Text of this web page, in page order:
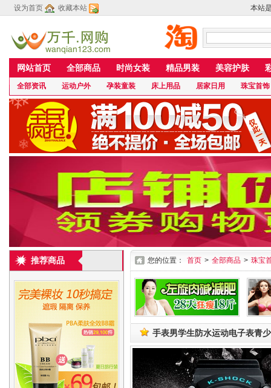
设为首页 收藏本站 本站
网站首页 全部商品 时尚女装 精品男装 美容护肤
全部资讯 运动户外 孕装童装 床上用品 居家日用 珠宝首饰
推荐商品 您的位置： 首页 > 全部商品 > 珠宝
手表男学生防水运动电子表青